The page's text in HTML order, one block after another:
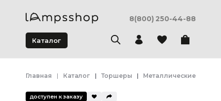
8(800) 250-44-88
Каталог
Главная Каталог Торшеры Металлические
доступен к заказу